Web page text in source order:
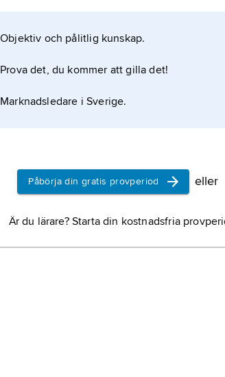
Objektiv och pålitlig kunskap.
Prova det, du kommer att gilla det!
Marknadsledare i Sverige.
Påbörja din gratis provperiod eller
Är du lärare? Starta din kostnadsfria